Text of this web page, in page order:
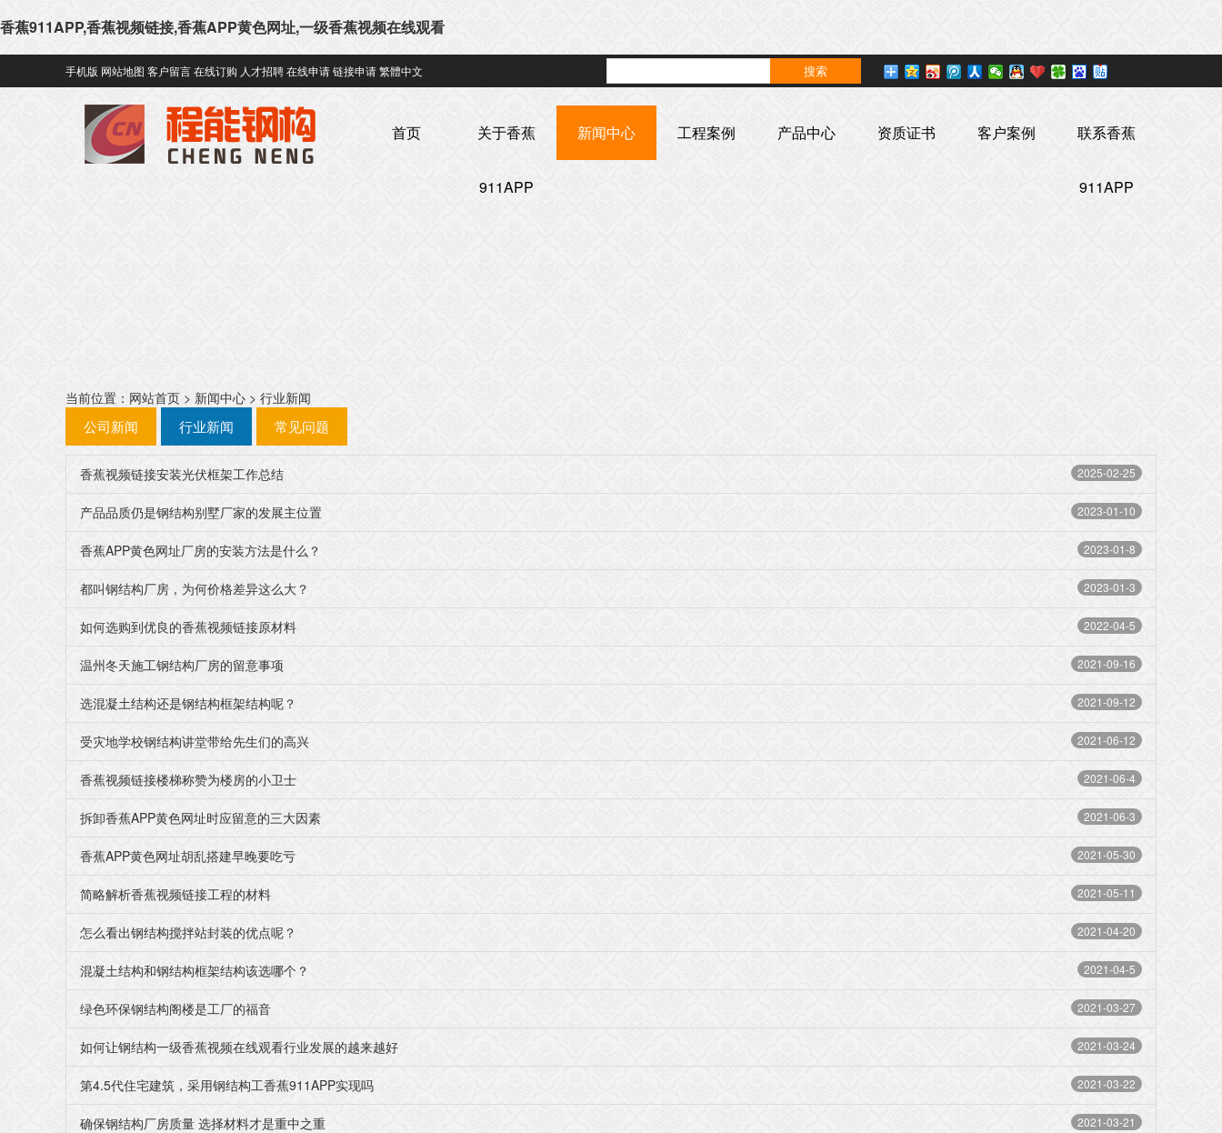
香蕉911APP,香蕉视频链接,香蕉APP黄色网址,一级香蕉视频在线观看
手机版 网站地图 客户留言在线订购 人才招聘在线申请链接申请繁體中文
联系香蕉
911APP
客户案例
资质证书
产品中心
工程案例
新闻中心
关于香蕉
911APP
首页
当前位置： 网站首页 > 新闻中心 > 行业新闻
公司新闻 行业新闻 常见问题
2025-02-25
香蕉视频链接安装光伏框架工作总结
2023-01-10
产品品质仍是钢结构别墅厂家的发展主位置
2023-01-8
香蕉APP黄色网址厂房的安装方法是什么？
2023-01-3
都叫钢结构厂房，为何价格差异这么大？
2022-04-5
如何选购到优良的香蕉视频链接原材料
2021-09-16
温州冬天施工钢结构厂房的留意事项
2021-09-12
选混凝土结构还是钢结构框架结构呢？
2021-06-12
受灾地学校钢结构讲堂带给先生们的高兴
2021-06-4
香蕉视频链接楼梯称赞为楼房的小卫士
2021-06-3
拆卸香蕉APP黄色网址时应留意的三大因素
2021-05-30
香蕉APP黄色网址胡乱搭建早晚要吃亏
2021-05-11
简略解析香蕉视频链接工程的材料
2021-04-20
怎么看出钢结构搅拌站封装的优点呢？
2021-04-5
混凝土结构和钢结构框架结构该选哪个？
2021-03-27
绿色环保钢结构阁楼是工厂的福音
2021-03-24
如何让钢结构一级香蕉视频在线观看行业发展的越来越好
2021-03-22
第4.5代住宅建筑，采用钢结构工香蕉911APP实现吗
2021-03-21
确保钢结构厂房质量 选择材料才是重中之重